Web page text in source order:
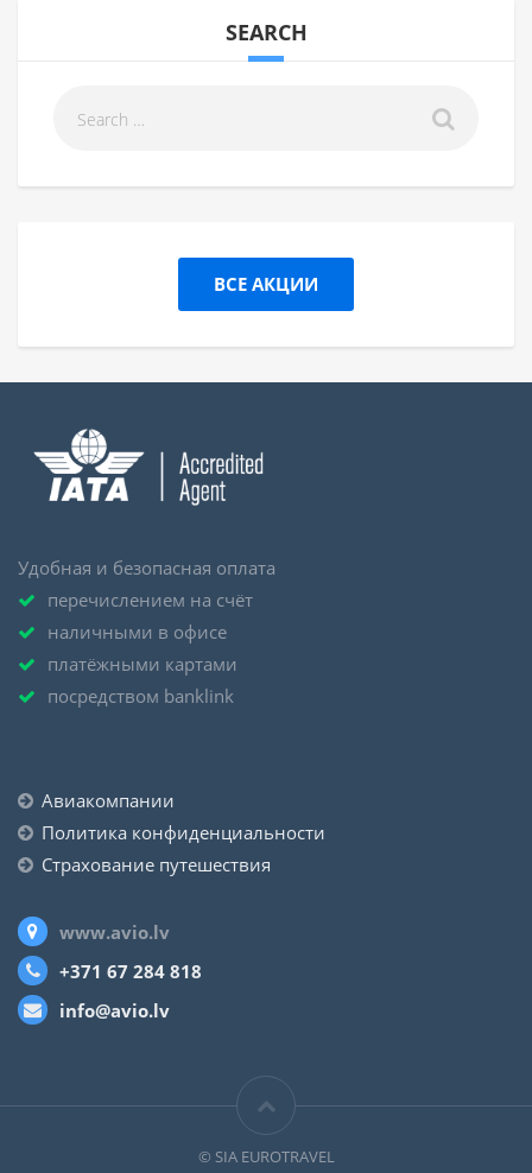
SEARCH
ВСЕ АКЦИИ
Удобная и безопасная оплата
перечислением на счёт
наличными в офисе
платёжными картами
посредством banklink
Авиакомпании
Политика конфиденциальности
Страхование путешествия
www.avio.lv
+371 67 284 818
info@avio.lv
© SIA EUROTRAVEL